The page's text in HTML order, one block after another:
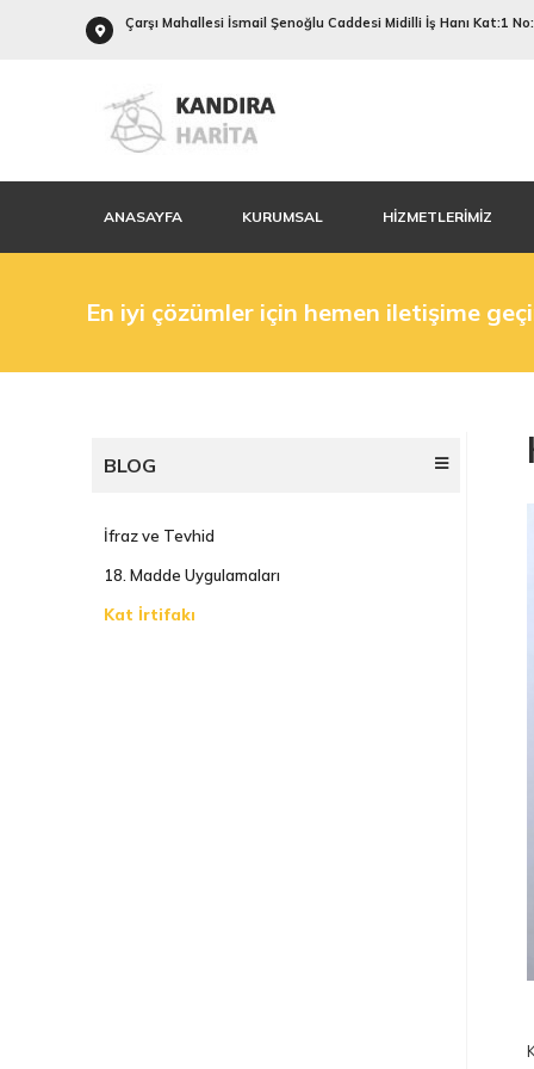
Çarşı Mahallesi İsmail Şenoğlu Caddesi Midilli İş Hanı Kat:1
ANASAYFA KURUMSAL HİZMETLERİMİZ
En iyi çözümler için hemen iletişime
BLOG
İfraz ve Tevhid
18. Madde Uygulamaları
Kat İrtifakı